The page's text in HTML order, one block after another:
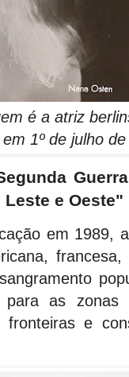
é a atriz
em 1º de julho
e Oeste"
em 1989,
as zonas
fronteiras e